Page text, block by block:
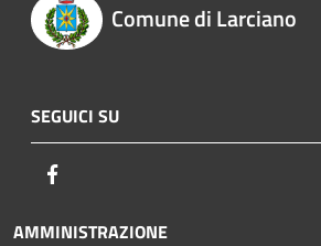
Comune di Larciano
SEGUICI SU
AMMINISTRAZIONE